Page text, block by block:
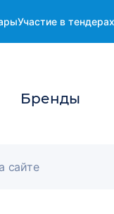
Участие в тендерах
Бренды